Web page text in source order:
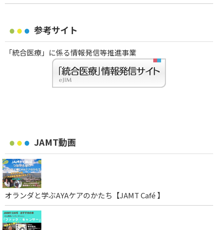
参考サイト
「統合医療」に係る情報発信等推進事業
JAMT動画
オランダと学ぶAYAケアのかたち【JAMT Café 】